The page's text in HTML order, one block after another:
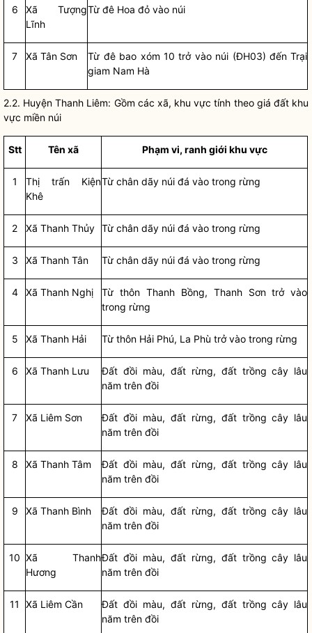
6
Xã Tượng
Lĩnh
Từ đê Hoa đỏ vào núi
7 Xã Tân Sơn
Từ đê bao xóm 10 trở vào núi (ĐH03) đến Trại
giam Nam Hà
2.2. Huyện Thanh Liêm: Gồm các xã, khu vực tính theo giá đấtkhu
vực miền núi
Stt Tên xã Phạm vi, ranh giới khu vực
1
Thị trấn Kiện
Khê
Từ chân dãy núi đá vào trong rừng
2 Xã Thanh Thủy Từ chân dãy núi đá vào trong rừng
3 Xã Thanh Tân Từ chân dãy núi đá vào trong rừng
4 Xã Thanh Nghị
Từ thôn Thanh Bồng, Thanh Sơn trở vào
trong rừng
5 Xã Thanh Hải Từ thôn Hải Phú, La Phù trở vào trong rừng
6 Xã Thanh Lưu
Đất đồi màu, đất rừng, đất trồng cây lâu
năm trên đồi
7 Xã Liêm Sơn
Đất đồi màu, đất rừng, đất trồng cây lâu
năm trên đồi
8 Xã Thanh Tâm
Đất đồi màu, đất rừng, đất trồng cây lâu
năm trên đồi
9 Xã Thanh Bình
Đất đồi màu, đất rừng, đất trồng cây lâu
năm trên đồi
10 Xã Thanh
Hương
Đất đồi màu, đất rừng, đất trồng cây lâu
năm trên đồi
11 Xã Liêm Cần
Đất đồi màu, đất rừng, đất trồng cây lâu
năm trên đồi